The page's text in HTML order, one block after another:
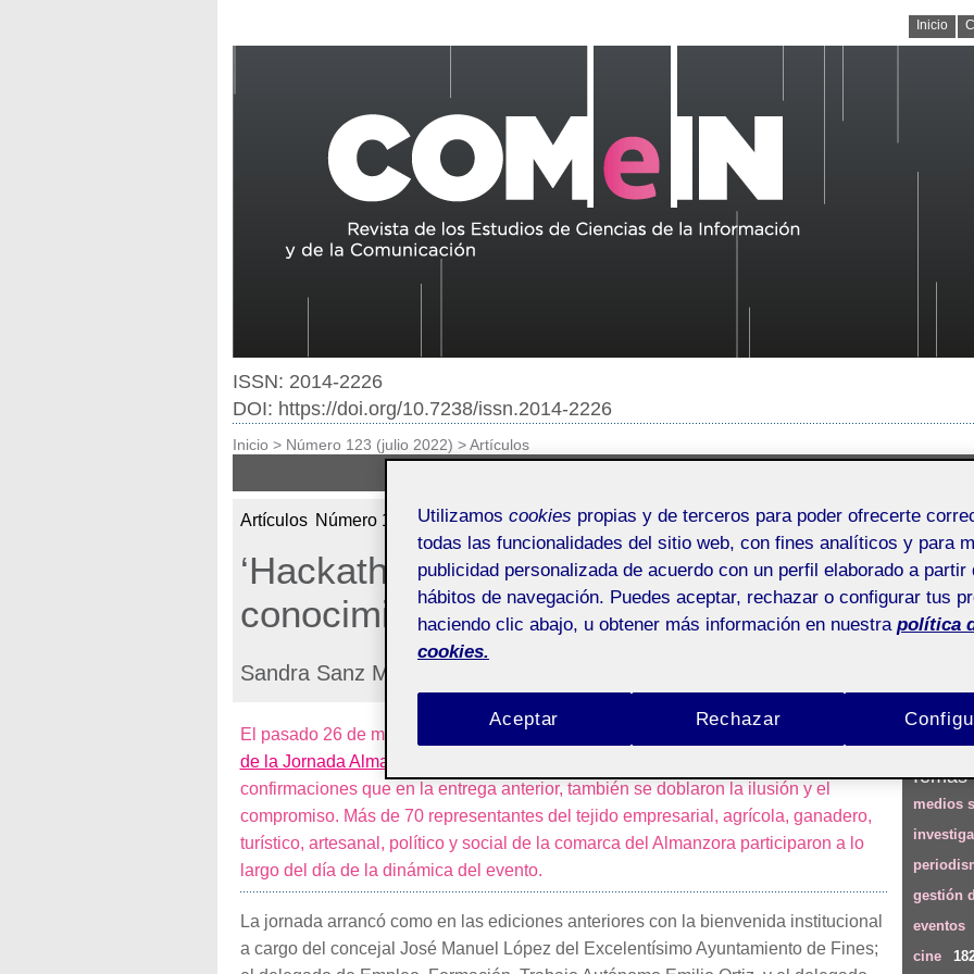
Inicio
ISSN: 2014-2226
DOI: https://doi.org/10.7238/issn.2014-2226
Inicio > Número 123 (julio 2022) >Artículos
Artículos Número 123 (julio 2022)
‘Hackathon’ Almanzora Comparte: la fiesta
conocimiento
Sandra Sanz Martos
El pasado 26 de mayo tuvo lugar, en la
de la Jornada Almanzora Comparte
confirmaciones que en la entrega anterior, también se doblaron la ilusión y el
compromiso. Más de 70 representantes del tejido empresarial, agrícola, ganadero,
turístico, artesanal, político y social de la comarca del Almanzora participaron a lo
largo del día de la dinámica del evento.
La jornada arrancó como en las ediciones anteriores con la bienvenida institucional
a cargo del concejal José Manuel López del Excelentísimo Ayuntamiento de Fines;
Temas
medios
gestión
eventos
cine
Utilizamos cookies propias y de terceros para poder ofrecerte
todas las funcionalidades del sitio web, con fines analíticos y para
publicidad personalizada de acuerdo con un perfil elaborado a partir
hábitos de navegación. Puedes aceptar, rechazar o configurar tus
haciendo clic abajo, u obtener más información en nuestra política
cookies.
Rechazar
Aceptar